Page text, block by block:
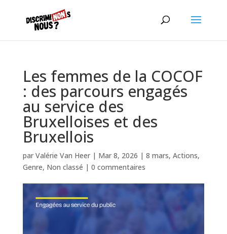
Les femmes de la COCOF
: des parcours engagés
au service des
Bruxelloises et des
Bruxellois
par Valérie Van Heer| Mar 8, 2026 | 8 mars, Actions,
Genre, Non classé | 0 commentaires